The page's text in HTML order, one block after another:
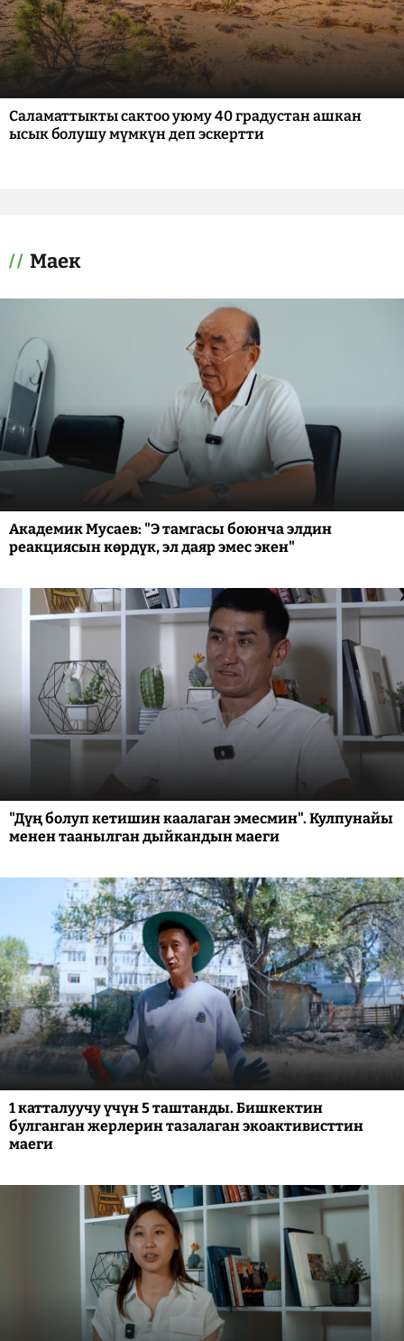
Саламаттыкты сактоо уюму 40 градустан ашкан
ысык болушу мүмкүн деп эскертти
Маек
Академик Мусаев: "Э тамгасы боюнча элдин
реакциясын көрдүк, эл даяр эмес экен"
"Дүң болуп кетишин каалаган эмесмин". Кулпунайы
менен таанылган дыйкандын маеги
1 катталуучу үчүн 5 таштанды. Бишкектин
булганган жерлерин тазалаган экоактивисттин
маеги